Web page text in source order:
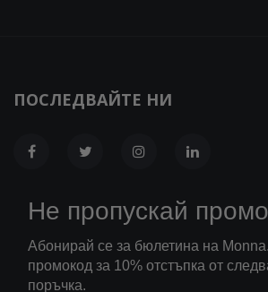
ПОСЛЕДВАЙТЕ НИ
Не пропускай
Абонирай се за бюлетина на
промокод за 10% отстъпка от
поръчка.